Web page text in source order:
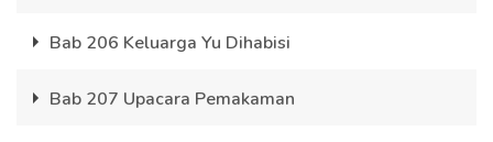
Bab 206 Keluarga Yu Dihabisi
Bab 207 Upacara Pemakaman